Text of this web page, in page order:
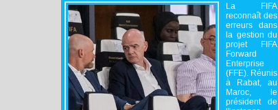
La FIFA
reconnaît des
erreurs dans
la gestion du
projet FIFA
Forward
Enterprise
(FFE). Réunis
à Rabat, au
Maroc, le
président de